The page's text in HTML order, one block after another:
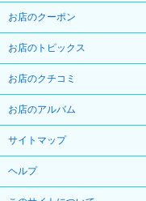
お店のクーポン
お店のトピックス
お店のクチコミ
お店のアルバム
サイトマップ
ヘルプ